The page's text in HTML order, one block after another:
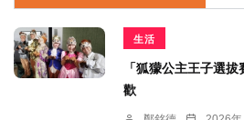
生活
「狐獴公主王子選
歡